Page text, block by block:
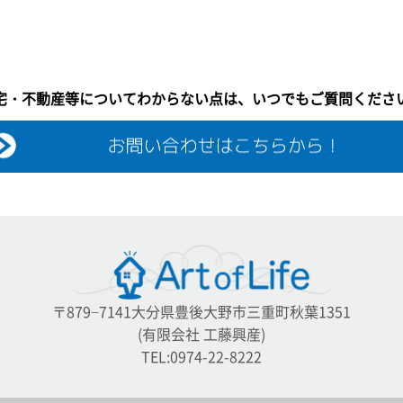
・不動産等についてわからない点は、いつでもご質問くださ
〒879−7141大分県豊後大野市三重町秋葉1351
(有限会社 工藤興産)
TEL:0974-22-8222